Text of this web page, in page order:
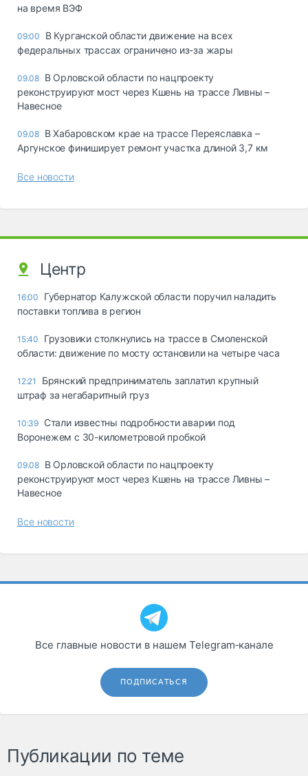
на время ВЭФ
09:00
В Курганской области движение на всех
федеральных трассах ограничено из-за жары
09.08 В Орловской области по нацпроекту
реконструируют мост через Кшень на трассе Ливны –
Навесное
09.08 В Хабаровском крае на трассе Переяславка –
Аргунское финиширует ремонт участка длиной 3,7 км
Все новости
Центр
16:00
Губернатор Калужской области поручил наладить
поставки топлива в регион
15:40
Грузовики столкнулись на трассе в Смоленской
области: движение по мосту остановили на четыре часа
12:21
Брянский предприниматель заплатил крупный
штраф за негабаритный груз
10:39 Стали известны подробности аварии под
Воронежем с 30-километровой пробкой
09.08 В Орловской области по нацпроекту
реконструируют мост через Кшень на трассе Ливны –
Навесное
Все новости
Все главные новости в нашем Telegram‑канале
ПОДПИСАТЬСЯ
Публикации по теме